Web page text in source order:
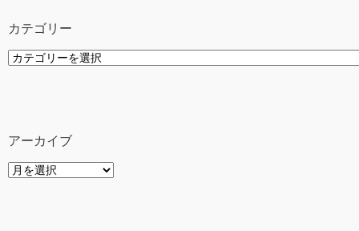
カテゴリー
カ
アーカイブ
ア